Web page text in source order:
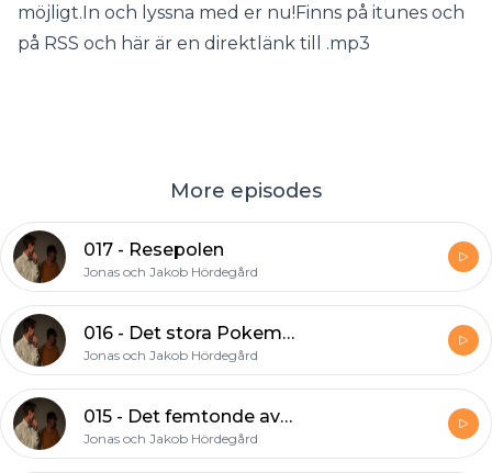
möjligt.In och lyssna med er nu!Finns på itunes och
på RSS och här är en direktlänk till .mp3
More episodes
017 - Resepolen
Jonas och Jakob Hördegård
016 - Det stora Pokemon- eller Willysavsnittet
Jonas och Jakob Hördegård
015 - Det femtonde avsnittet
Jonas och Jakob Hördegård